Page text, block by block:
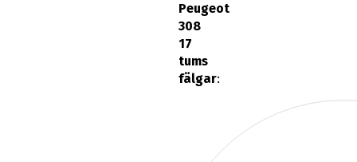
Peugeot
308
17
tums
fälgar: